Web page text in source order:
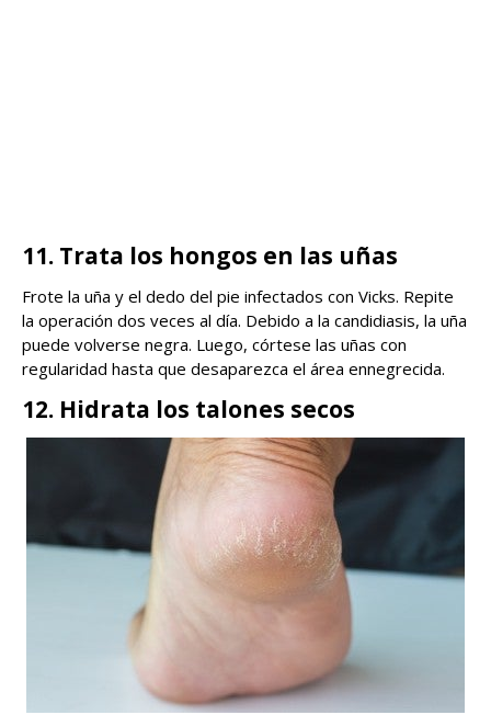
11. Trata los hongos en las uñas
Frote la uña y el dedo del pie infectados con Vicks. Repite
la operación dos veces al día. Debido a la candidiasis, la uña
puede volverse negra. Luego, córtese las uñas con
regularidad hasta que desaparezca el área ennegrecida.
12. Hidrata los talones secos